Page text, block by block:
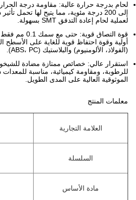
لحام بدرجة حرارة عالية: مقاومة درجة
إلى 200 درجة مئوية، مما يتيح لها تحمل
لعملية لحام إعادة التدفق SMT بسهولة.
قوة التصاق قوية:
أولية وقوة احتفاظ قوية للغاية على الأسطح
(الفولاذ، الألومنيوم) والبلاستيك (ABS، PC).
استقرار عالي: خصائص ممتازة مضادة
للرطوبة، ومقاومة كيميائية، مناسبة
الموثوقية العالية على المدى الطويل.
معلمات المنتج
العلامة التجارية
السلسلة
مادة الأساس